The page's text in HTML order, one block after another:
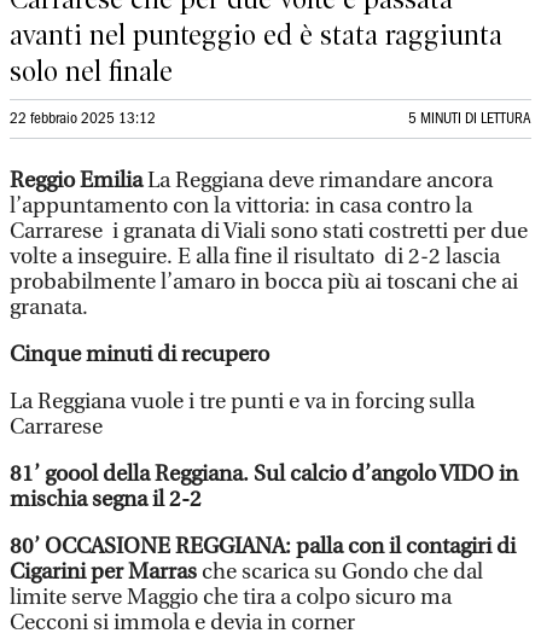
avanti nel punteggio ed è stata raggiunta
solo nel finale
22 febbraio 2025 13:12 5 MINUTI DI LETTURA
Reggio EmiliaLa Reggiana deve rimandare ancora
l’appuntamento con la vittoria: in casa contro la
Carrarese i granata di Viali sono stati costretti per due
volte a inseguire. E alla fine il risultato di 2-2 lascia
probabilmente l’amaro in bocca più ai toscani che ai
granata.
Cinque minuti di recupero
La Reggiana vuole i tre punti e va in forcing sulla
Carrarese
81’ goool della Reggiana. Sul calcio d’angolo VIDO in
mischia segna il 2-2
80’ OCCASIONE REGGIANA: palla con il contagiri di
Cigarini per Marras che scarica su Gondo che dal
limite serve Maggio che tira a colpo sicuro ma
Cecconi si immola e devia in corner